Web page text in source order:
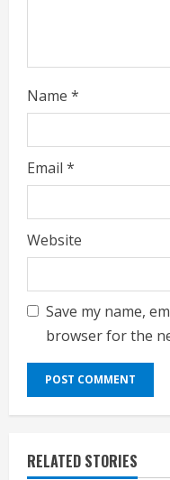
Name *
Email *
Website
Save my name,
browser for the
RELATED STORIES